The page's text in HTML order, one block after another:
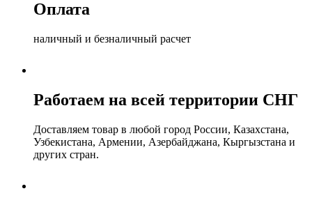
Оплата
наличный и безналичный расчет
Работаем на всей территории СНГ
Доставляем товар в любой город России, Казахстана,
Узбекистана, Армении, Азербайджана, Кыргызстана и
других стран.